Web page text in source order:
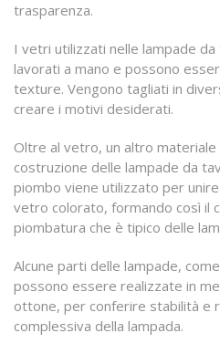
trasparenza.
I vetri utilizzati nelle lampade
lavorati a mano e possono
texture. Vengono tagliati in
creare i motivi desiderati.
Oltre al vetro, un altro
costruzione delle lampade da
piombo viene utilizzato per
vetro colorato, formando così il
piombatura che è tipico delle
Alcune parti delle lampade,
possono essere realizzate in
ottone, per conferire stabilità e
complessiva della lampada.